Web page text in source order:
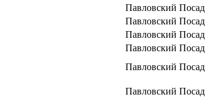
Павловский Посад
Павловский Посад
Павловский Посад
Павловский Посад
Павловский Посад
Павловский Посад